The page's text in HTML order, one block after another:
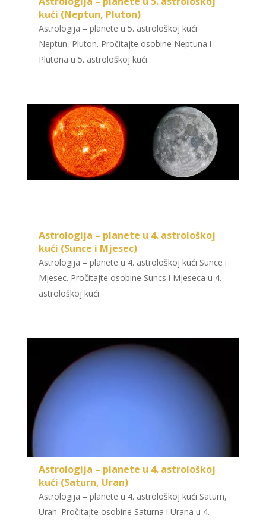
kući (Neptun, Pluton)
Astrologija – planete u 5. astrološkoj kući
Neptun, Pluton. Pročitajte osobine Neptuna i
Plutona u 5. astrološkoj kući.
Astrologija – planete u 4. astrološkoj
kući (Sunce i Mjesec)
Astrologija – planete u 4. astrološkoj kući Sunce i
Mjesec. Pročitajte osobine Suncs i Mjeseca u 4.
astrološkoj kući.
Astrologija – planete u 4. astrološkoj
kući (Saturn, Uran)
Astrologija – planete u 4. astrološkoj kući Saturn,
Uran. Pročitajte osobine Saturna i Urana u 4.